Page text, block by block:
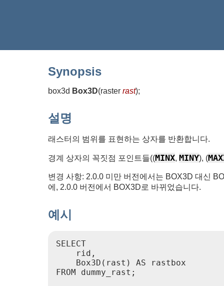
Synopsis
box3d Box3D(raster rast);
설명
래스터의 범위를 표현하는 상자를 반환합니다.
경계 상자의 꼭짓점 포인트들((MINX, MINY), (
변경 사항: 2.0.0 미만 버전에서는 BOX3D 대신
에, 2.0.0 버전에서 BOX3D로 바뀌었습니다.
예시
SELECT
    rid,
    Box3D(rast) AS rastbox
FROM dummy_rast;